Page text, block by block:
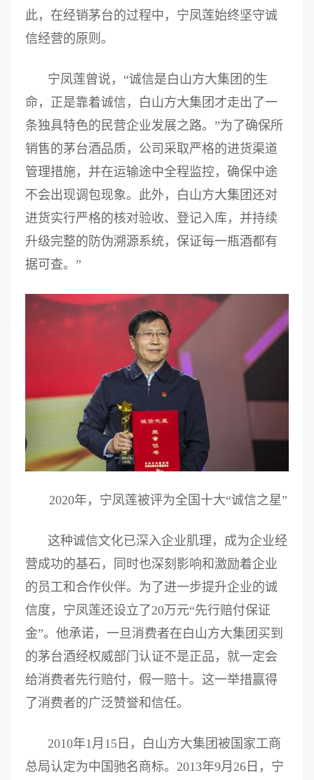
此，在经销茅台的过程中，宁凤莲始终坚守诚
信经营的原则。
宁凤莲曾说，“诚信是白山方大集团的生
命，正是靠着诚信，白山方大集团才走出了一
条独具特色的民营企业发展之路。”为了确保所
销售的茅台酒品质，公司采取严格的进货渠道
管理措施，并在运输途中全程监控，确保中途
不会出现调包现象。此外，白山方大集团还对
进货实行严格的核对验收、登记入库，并持续
升级完整的防伪溯源系统，保证每一瓶酒都有
据可查。”
2020年，宁凤莲被评为全国十大“诚信之星”
这种诚信文化已深入企业肌理，成为企业经
营成功的基石，同时也深刻影响和激励着企业
的员工和合作伙伴。为了进一步提升企业的诚
信度，宁凤莲还设立了20万元“先行赔付保证
金”。他承诺，一旦消费者在白山方大集团买到
的茅台酒经权威部门认证不是正品，就一定会
给消费者先行赔付，假一赔十。这一举措赢得
了消费者的广泛赞誉和信任。
2010年1月15日，白山方大集团被国家工商
总局认定为中国驰名商标。2013年9月26日，宁